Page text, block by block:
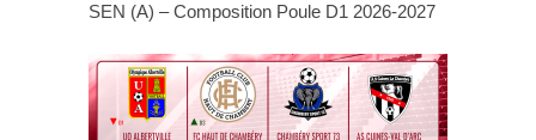
SEN (A) – Composition Poule D1 2026-2027